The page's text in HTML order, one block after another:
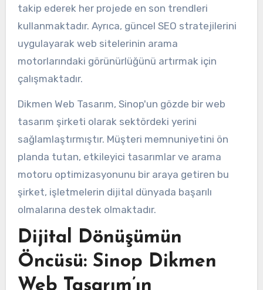
takip ederek her projede en son trendleri
kullanmaktadır. Ayrıca, güncel SEO stratejilerini
uygulayarak web sitelerinin arama
motorlarındaki görünürlüğünü artırmak için
çalışmaktadır.
Dikmen Web Tasarım, Sinop'un gözde bir web
tasarım şirketi olarak sektördeki yerini
sağlamlaştırmıştır. Müşteri memnuniyetini ön
planda tutan, etkileyici tasarımlar ve arama
motoru optimizasyonunu bir araya getiren bu
şirket, işletmelerin dijital dünyada başarılı
olmalarına destek olmaktadır.
Dijital Dönüşümün
Öncüsü: Sinop Dikmen
Web Tasarım’ın